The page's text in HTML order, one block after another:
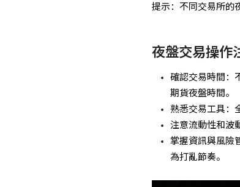
提示：不同交易所的
夜盤交易操作
確認交易時間：
期貨夜盤時間。
熟悉交易工具：
注意流動性和波
掌握資訊與風險
為打亂節奏。